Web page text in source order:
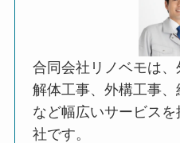
合同会社リノベモは、
解体工事、外構工事
など幅広いサービス
社です。